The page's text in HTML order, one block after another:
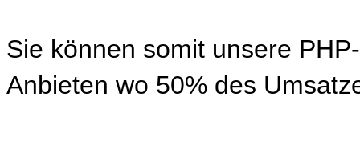
Sie können somit unsere
Anbieten wo 50% des